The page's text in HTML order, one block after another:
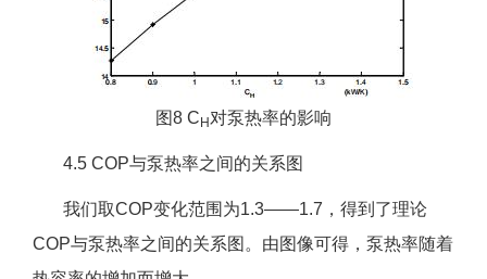
图8 C H 对泵热率的影响
4.5 COP与泵热率之间的关系图
我们取COP变化范围为1.3——1.7，得到了理论
COP与泵热率之间的关系图。由图像可得，泵热率随着